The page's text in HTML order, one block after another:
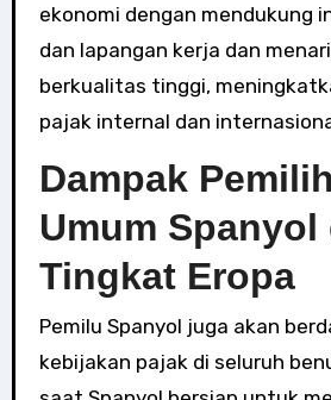
ekonomi dengan mendukung
dan lapangan kerja dan
berkualitas tinggi,
pajak internal dan
Dampak
Umum Spanyol
Tingkat Eropa
Pemilu Spanyol juga akan
kebijakan pajak di seluruh